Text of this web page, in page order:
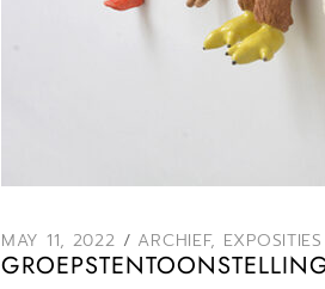
MAY 11, 2022 ARCHIEF, EXPOSITIES